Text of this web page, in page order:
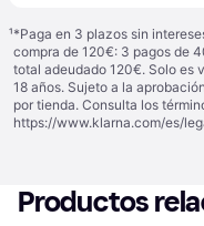
¹*Paga en 3 plazos sin
compra de 120€: 3 pagos de
total adeudado 120€. Solo es
18 años. Sujeto a la
por tienda. Consulta los
https://www.klarna.com/es/
Productos